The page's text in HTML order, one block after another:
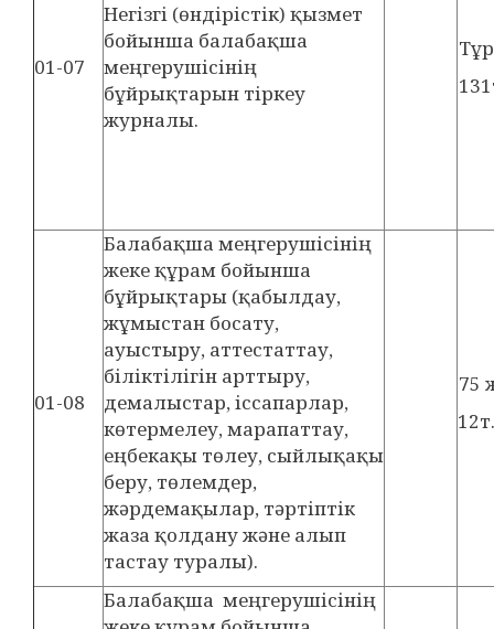
01-07
Негізгі (өндірістік) қызмет
бойынша балабақша
меңгерушісінің
бұйрықтарын тіркеу
журналы.
01-08
Балабақша меңгерушісінің
жеке құрам бойынша
бұйрықтары (қабылдау,
жұмыстан босату,
ауыстыру, аттестаттау,
біліктілігін арттыру,
демалыстар, іссапарлар,
көтермелеу, марапаттау,
еңбекақы төлеу, сыйлықақы
беру, төлемдер,
жәрдемақылар, тәртіптік
жаза қолдану және алып
тастау туралы).
75
Балабақша меңгерушісінің